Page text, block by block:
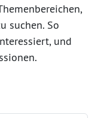
suchen. So
und